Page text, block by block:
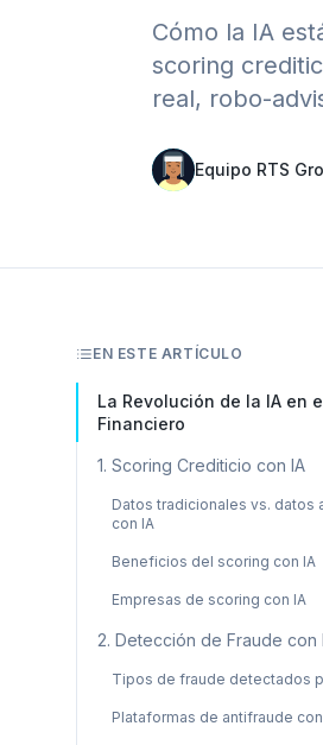
Cómo la IA
scoring
real, robo-
Equipo RTS
EN ESTE ARTÍCULO
La Revolución de la IA en
Financiero
1. Scoring Crediticio con IA
Datos tradicionales vs. datos
con IA
Beneficios del scoring con IA
Empresas de scoring con IA
2. Detección de Fraude con
Tipos de fraude detectados
Plataformas de antifraude